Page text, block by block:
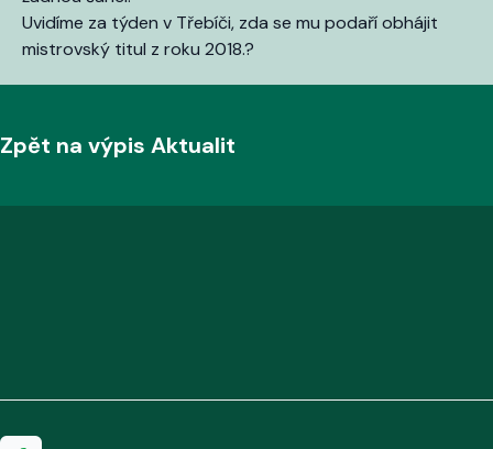
Uvidíme za týden v Třebíči, zda se mu podaří obhájit
mistrovský titul z roku 2018.?
Zpět na výpis Aktualit